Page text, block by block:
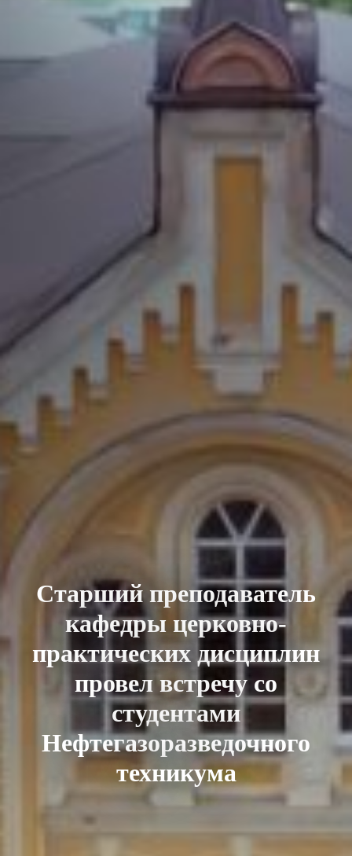
Старший преподаватель
кафедры церковно-
практических дисциплин
провел встречу со
студентами
Нефтегазоразведочного
техникума